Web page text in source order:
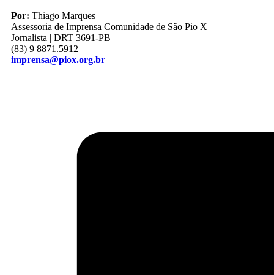
Por: Thiago Marques
Assessoria de Imprensa Comunidade de São Pio X
Jornalista | DRT 3691-PB
(83) 9 8871.5912
imprensa@piox.org.br